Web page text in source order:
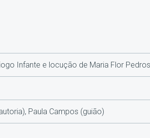
Infante e locução de Maria Flor
Paula Campos (guião)